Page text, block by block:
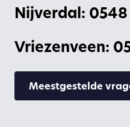
Nijverdal:
Vriezenveen:
Meestgestelde